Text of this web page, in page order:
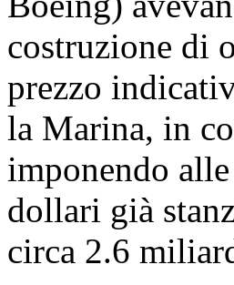
costruzione di
prezzo
la Marina, in
imponendo
dollari già
circa 2.6